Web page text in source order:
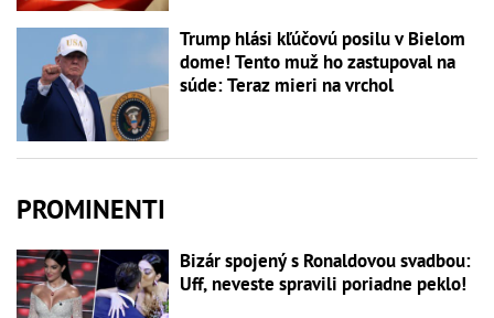
Trump hlási kľúčovú posilu v Bielom
dome! Tento muž ho zastupoval na
súde: Teraz mieri na vrchol
PROMINENTI
Bizár spojený s Ronaldovou svadbou:
Uff, neveste spravili poriadne peklo!